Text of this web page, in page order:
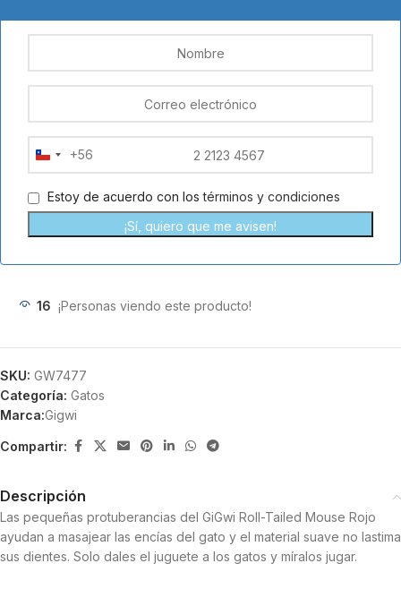
Chile
+56
+56
Estoy de acuerdo con lostérminos y condiciones
¡Sí, quiero que me avisen!
16 ¡Personas viendo este producto!
SKU: GW7477
Categoría: Gatos
Marca:Gigwi
Compartir:
Descripción
Las pequeñas protuberancias del GiGwi Roll-Tailed Mouse Rojo
ayudan a masajear las encías del gato y el material suave no lastima
sus dientes. Solo dales el juguete a los gatos y míralos jugar.